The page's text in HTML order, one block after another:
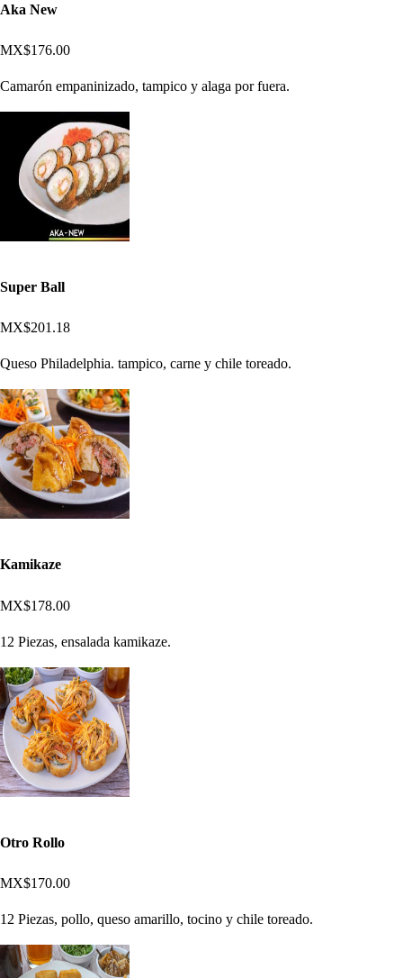
Aka New
MX$176.00
Camarón empaninizado, tampico y alaga por fuera.
Super Ball
MX$201.18
Queso Philadelphia. tampico, carne y chile toreado.
Kamikaze
MX$178.00
12 Piezas, ensalada kamikaze.
Otro Rollo
MX$170.00
12 Piezas, pollo, queso amarillo, tocino y chile toreado.